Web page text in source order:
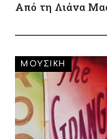
Από τη Λιάνα
ΜΟΥΣΙΚΗ